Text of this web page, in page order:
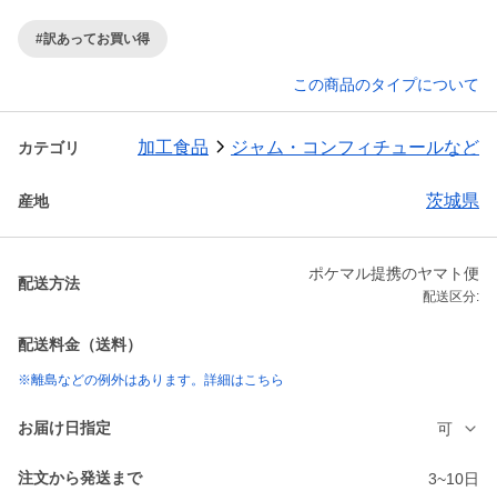
#訳あってお買い得
この商品のタイプについて
カテゴリ 加工食品 ジャム・コンフィチュールなど
産地 茨城県
配送方法
ポケマル提携のヤマト便
配送区分:
配送料金（送料）
※離島などの例外はあります。詳細はこちら
お届け日指定 可
注文から発送まで 3~10日